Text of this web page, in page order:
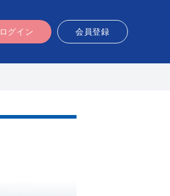
ログイン 会員登録